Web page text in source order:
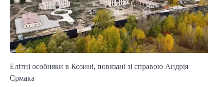
Елітні особняки в Козині, повязані зі справою Андрія
Єрмака